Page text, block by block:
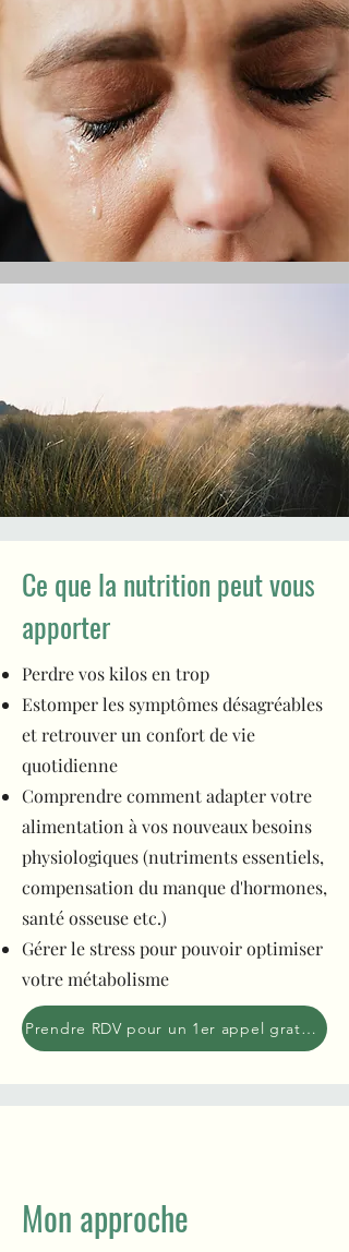
Ce que la nutrition peut vous
apporter
Perdre vos kilos en trop
Estomper les symptômes désagréables
et retrouver un confort de vie
quotidienne
Comprendre comment adapter votre
alimentation à vos nouveaux besoins
physiologiques (nutriments essentiels,
compensation du manque d'hormones,
santé osseuse etc.)
Gérer le stress pour pouvoir optimiser
votre métabolisme
Prendre RDV pour un 1er appel gratuit
Mon approche